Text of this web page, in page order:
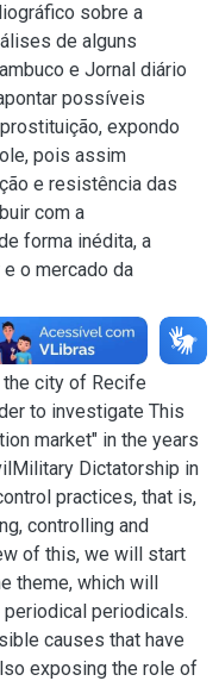
sobre a
de alguns
e Jornal diário
possíveis
expondo
pois assim
e resistência das
com a
forma inédita, a
o mercado da
city of Recife
to investigate This
market" in the years
Dictatorship in
practices, that is,
controlling and
of this, we will start
theme, which will
periodicals.
causes that have
exposing the role of